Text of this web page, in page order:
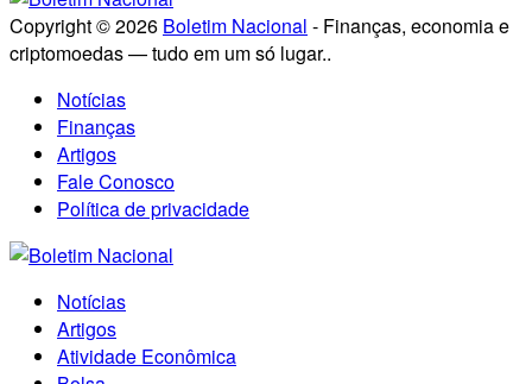
Copyright © 2026 Boletim Nacional - Finanças, economia e
criptomoedas — tudo em um só lugar..
Notícias
Finanças
Artigos
Fale Conosco
Política de privacidade
Notícias
Artigos
Atividade Econômica